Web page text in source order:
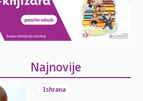
Najnovije
Ishrana